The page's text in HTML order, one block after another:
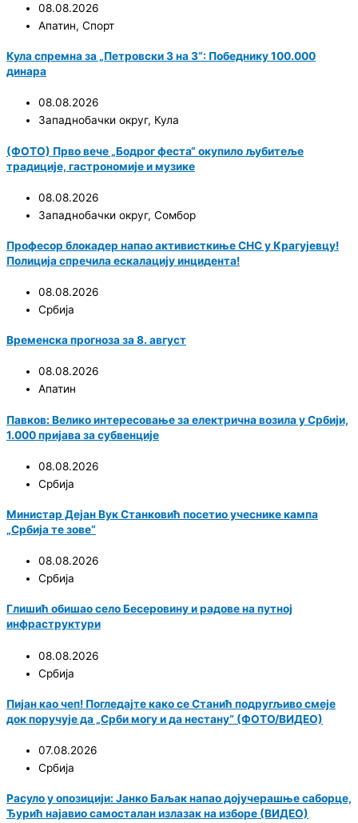
08.08.2026
Апатин, Спорт
Кула спремна за „Петровски 3 на 3“: Победнику 100.000
динара
08.08.2026
Западнобачки округ, Кула
(ФОТО) Прво вече „Бодрог феста“ окупило љубитеље
традиције, гастрономије и музике
08.08.2026
Западнобачки округ, Сомбор
Професор блокадер напао активисткиње СНС у Крагујевцу!
Полиција спречила ескалацију инцидента!
08.08.2026
Србија
Временска прогноза за 8. август
08.08.2026
Апатин
Павков: Велико интересовање за електрична возила у Србији,
1.000 пријава за субвенције
08.08.2026
Србија
Министар Дејан Вук Станковић посетио учеснике кампа
„Србија те зове“
08.08.2026
Србија
Глишић обишао село Бесеровину и радове на путној
инфраструктури
08.08.2026
Србија
Пијан као чеп! Погледајте како се Станић подругљиво смеје
док поручује да „Срби могу и да нестану“ (ФОТО/ВИДЕО)
07.08.2026
Србија
Расуло у опозицији: Јанко Баљак напао дојучерашње саборце,
Ђурић најавио самосталан излазак на изборе (ВИДЕО)